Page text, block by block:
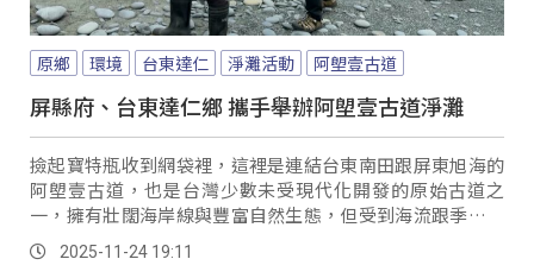
原鄉 環境 台東達仁 淨灘活動 阿塱壹古道
屏縣府、台東達仁鄉 攜手舉辦阿塱壹古道淨灘
撿起寶特瓶收到網袋裡，這裡是連結台東南田跟屏東旭海的
阿塱壹古道，也是台灣少數未受現代化開發的原始古道之
一，擁有壯闊海岸線與豐富自然生態，但受到海流跟季風影
響，許多海漂垃圾聚集海邊，對這片珍貴自然海岸造成沉重
負擔；為維護環境與生態永續，屏東縣府和台東達仁鄉公所
2025-11-24 19:11